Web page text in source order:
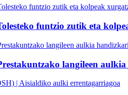
funtzio zutik eta
langileen